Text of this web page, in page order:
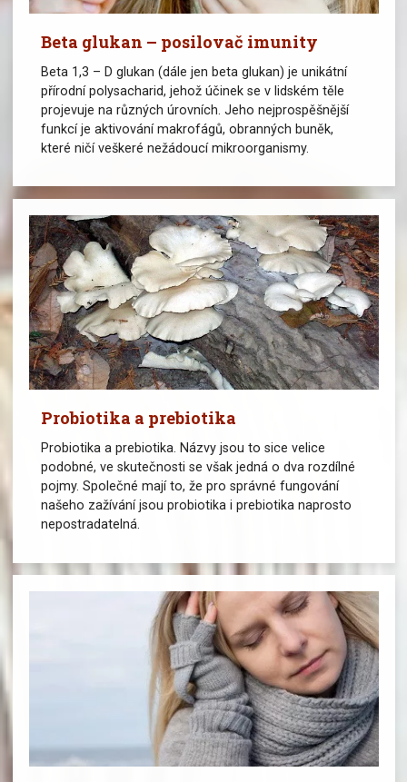
Beta glukan – posilovač imunity
Beta 1,3 – D glukan (dále jen beta glukan) je unikátní
přírodní polysacharid, jehož účinek se v lidském těle
projevuje na různých úrovních. Jeho nejprospěšnější
funkcí je aktivování makrofágů, obranných buněk,
které ničí veškeré nežádoucí mikroorganismy.
Probiotika a prebiotika
Probiotika a prebiotika. Názvy jsou to sice velice
podobné, ve skutečnosti se však jedná o dva rozdílné
pojmy. Společné mají to, že pro správné fungování
našeho zažívání jsou probiotika i prebiotika naprosto
nepostradatelná.